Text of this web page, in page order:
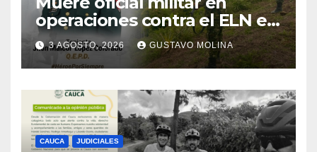
operaciones contra el ELN en
el sur del Cauca
3 AGOSTO, 2026 GUSTAVO MOLINA
CAUCA JUDICIALES